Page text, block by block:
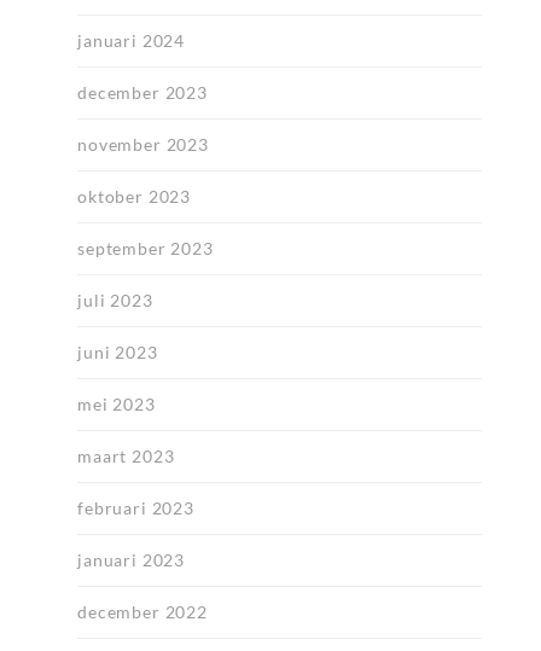
januari 2024
december 2023
november 2023
oktober 2023
september 2023
juli 2023
juni 2023
mei 2023
maart 2023
februari 2023
januari 2023
december 2022